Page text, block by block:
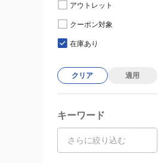
アウトレット
クーポン対象
在庫あり
クリア 適用
キーワード